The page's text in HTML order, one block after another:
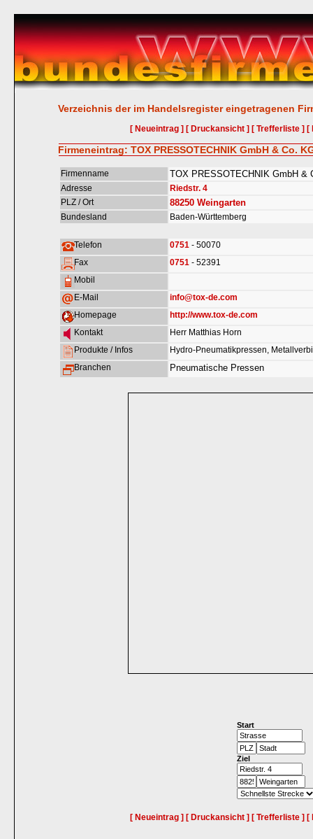
Verzeichnis der im Handelsregister eingetragenen
[ Neueintrag ] [ Druckansicht ] [ Trefferliste ] [
Firmeneintrag: TOX PRESSOTECHNIK GmbH & Co.
Firmenname TOX PRESSOTECHNIK GmbH &
Adresse
Riedstr. 4
PLZ / Ort
88250 Weingarten
Bundesland Baden-Württemberg
Telefon 0751 - 50070
Fax
0751 - 52391
Mobil
E-Mail
info@tox-de.com
Homepage
http://www.tox-de.com
Kontakt
Herr Matthias Horn
Produkte / Infos
Hydro-Pneumatikpressen,
Branchen
Pneumatische Pressen
Start
Ziel
[ Neueintrag ] [ Druckansicht ] [ Trefferliste ] [